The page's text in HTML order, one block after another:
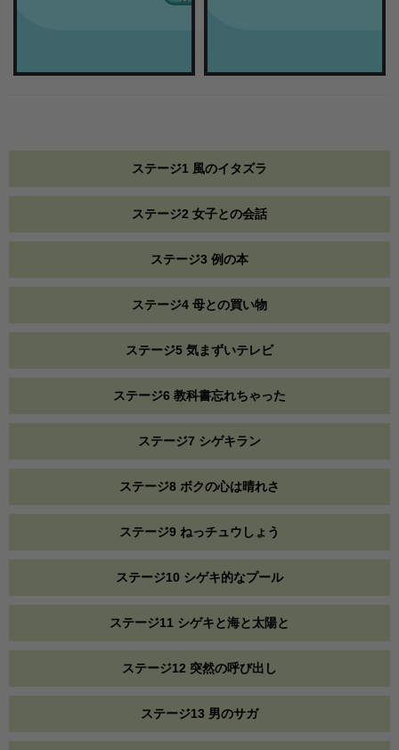
ステージ1 風のイタズラ
ステージ2 女子との会話
ステージ3 例の本
ステージ4 母との買い物
ステージ5 気まずいテレビ
ステージ6 教科書忘れちゃった
ステージ7 シゲキラン
ステージ8 ボクの心は晴れさ
ステージ9 ねっチュウしょう
ステージ10 シゲキ的なプール
ステージ11 シゲキと海と太陽と
ステージ12 突然の呼び出し
ステージ13 男のサガ